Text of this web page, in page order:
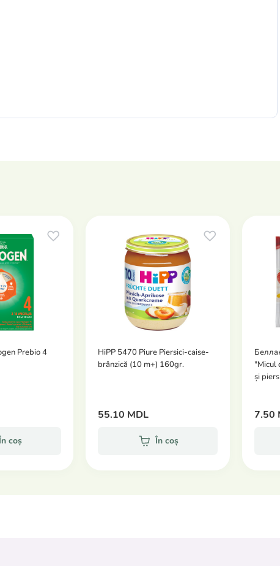
și la plimbare.
și vă permite să le turnați direct în sticlă.
Prebio 4
coș
HiPP 5470 Piure Piersici-caise-
brânzică (10 m+) 160gr.
55.10 MDL
În coș
"Micul
și
7.50